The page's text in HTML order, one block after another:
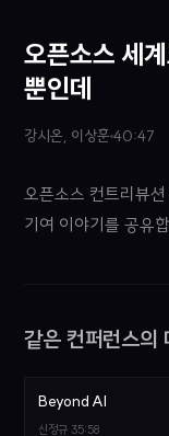
오픈소스 세
뿐인데
강시온, 이상훈40:47
오픈소스 컨트리뷰
기여 이야기를 공유
같은 컨퍼런스의
Beyond AI
신정규 35:58